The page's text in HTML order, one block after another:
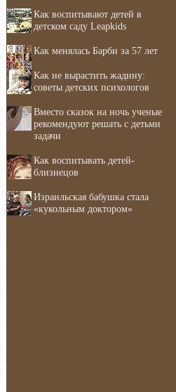
Как воспитывают детей в
детском саду Leapkids
Как менялась Барби за 57 лет
Как не вырастить жадину:
советы детских психологов
Вместо сказок на ночь ученые
рекомендуют решать с детьми
задачи
Как воспитывать детей-
близнецов
Израильская бабушка стала
«кукольным доктором»